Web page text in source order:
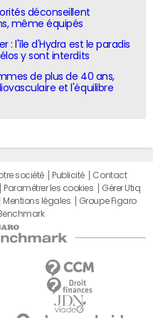
déconseillent
même équipés
: l'île d'Hydra est le paradis
y sont interdits
de plus de 40 ans,
et l'équilibre
société Publicité
Contact
Paramétrer les cookies
Gérer Utiq
Mentions légales
Groupe Figaro